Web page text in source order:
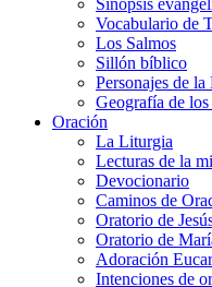
Sinopsis
Vocabulario de
Los Salmos
Sillón bíblico
Personajes de
Geografía de
Oración
La Liturgia
Lecturas de la
Devocionario
Caminos de
Oratorio de
Oratorio de
Adoración
Intenciones de